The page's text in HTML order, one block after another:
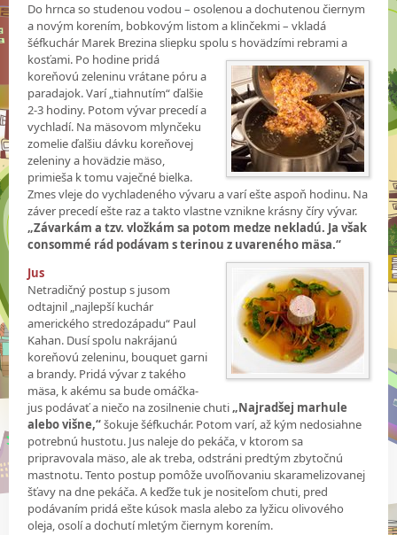
Do hrnca so studenou vodou – osolenou a dochutenou čiernym
a novým korením, bobkovým listom a klinčekmi – vkladá
šéfkuchár Marek Brezina sliepku spolu s hovädzími rebrami a
kosťami. Po hodine pridá
koreňovú zeleninu vrátane póru a
paradajok. Varí „tiahnutím“ ďalšie
2-3 hodiny. Potom vývar precedí a
vychladí. Na mäsovom mlynčeku
zomelie ďalšiu dávku koreňovej
zeleniny a hovädzie mäso,
primieša k tomu vaječné bielka.
Zmes vleje do vychladeného vývaru a varí ešte aspoň hodinu. Na
záver precedí ešte raz a takto vlastne vznikne krásny číry vývar.
„Závarkám a tzv. vložkám sa potom medze nekladú. Ja však
consommé rád podávam s terinou z uvareného mäsa.“
Jus
Netradičný postup s jusom
odtajnil „najlepší kuchár
amerického stredozápadu“ Paul
Kahan. Dusí spolu nakrájanú
koreňovú zeleninu, bouquet garni
a brandy. Pridá vývar z takého
mäsa, k akému sa bude omáčka-
jus podávať a niečo na zosilnenie chuti„Najradšej marhule
alebo višne,“šokuje šéfkuchár. Potom varí, až kým nedosiahne
potrebnú hustotu. Jus naleje do pekáča, v ktorom sa
pripravovala mäso, ale ak treba, odstráni predtým zbytočnú
mastnotu. Tento postup pomôže uvoľňovaniu skaramelizovanej
šťavy na dne pekáča. A keďže tuk je nositeľom chuti, pred
podávaním pridá ešte kúsok masla alebo za lyžicu olivového
oleja, osolí a dochutí mletým čiernym korením.